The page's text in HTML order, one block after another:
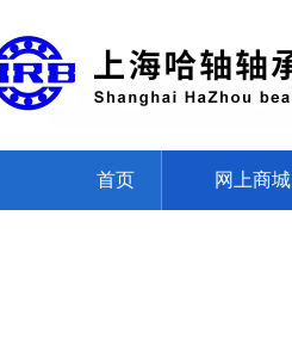
首页 网上商城